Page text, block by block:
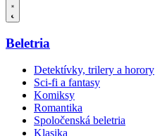
Beletria
Detektívky, trilery a horory
Sci-fi a fantasy
Komiksy
Romantika
Spoločenská beletria
Klasika